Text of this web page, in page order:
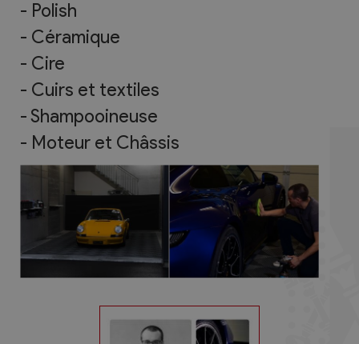
- Polish
- Céramique
- Cire
- Cuirs et textiles
- Shampooineuse
- Moteur et Châssis